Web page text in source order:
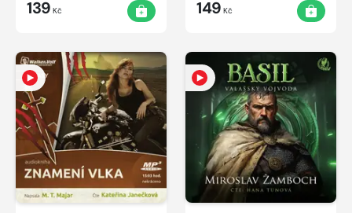
139 Kč 149 Kč